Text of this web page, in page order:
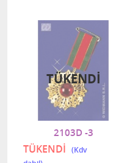
2103D -3
TÜKENDİ
TÜKENDI